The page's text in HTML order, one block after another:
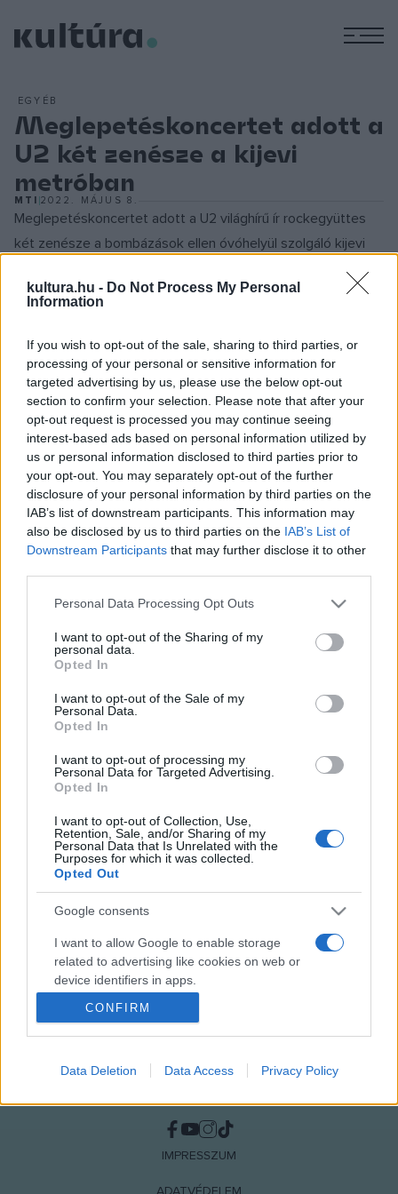
kultura.hu - Do Not Process My Personal
Information
If you wish to opt-out of the sale, sharing to third parties, or
processing of your personal or sensitive information for
targeted advertising by us, please use the below opt-out
section to confirm your selection. Please note that after your
opt-out request is processed you may continue seeing
interest-based ads based on personal information utilized by
us or personal information disclosed to third parties prior to
your opt-out. You may separately opt-out of the further
disclosure of your personal information by third parties on the
IAB’s list of downstream participants. This information may
also be disclosed by us to third parties on the IAB’s List of
Downstream Participants that may further disclose it to other
Please note that this website/app uses one or more Google
not limited to your visit or usage behaviour. You may click to
grant or deny consent to Google and its third-party tags to
use your data for below specified purposes in below Google
consent section.
Personal Data Processing Opt Outs
I want to opt-out of the Sharing of my
personal data.
Opted In
I want to opt-out of the Sale of my
Personal Data.
Opted In
I want to opt-out of processing my
Personal Data for Targeted Advertising.
Opted In
I want to opt-out of Collection, Use,
Retention, Sale, and/or Sharing of my
Personal Data that Is Unrelated with the
Purposes for which it was collected.
Opted Out
Google consents
I want to allow Google to enable storage
related to advertising like cookies on web or
device identifiers in apps.
I want to allow my user data to be sent to
Google for online advertising purposes.
I want to allow Google to send me
I want to allow Google to enable storage
device identifiers in apps.
CONFIRM
Data Deletion Data Access Privacy Policy
EGYÉB
Meglepetéskoncertet adott a
U2 két zenésze a kijevi
metróban
MTI 2022. MÁJUS 8.
Meglepetéskoncertet adott a U2 világhírű ír rockegyüttes
két zenésze a bombázások ellen óvóhelyül szolgáló kijevi
legnagyobb slágerei közül játszott el párat, valamint a Stand
By Mecímű klasszikus számStand By Ukraine-re átírt
változatát – látható a közösségi portálokon és az ukrán
csatornákon közzétett felvételeken.
„Zelenszkij elnök hívott meg bennünket, hogy játsszunk
Kijevben az ukrán néppel való szolidaritásunk
kifejezéseként, ezért eljöttünk, hogy megtegyük” – írta
hivatalos Twitter-oldalán az együttes.
Bono az RTE ír csatorna szerint.
Fotó: AFP/Szergej Szupinszkij
MEGOSZTÁS
NÉPI
IMPRESSZUM
ADATVÉDELEM